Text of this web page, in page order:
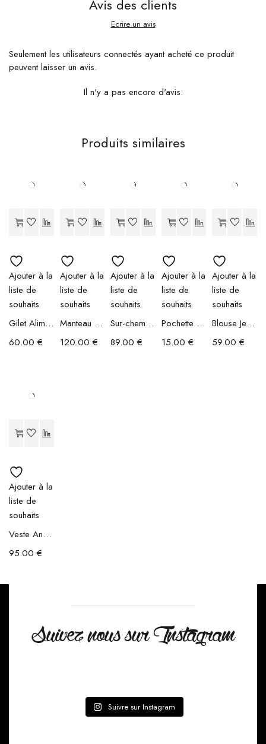
Avis des clients
Ecrire un avis
Il n'y a pas encore d'avis.
Seulement les utilisateurs connectés ayant acheté ce produit
peuvent laisser un avis.
Produits similaires
Ajouter à la
liste de
souhaits
Gilet Alimata
60.00 €
Ajouter à la
liste de
souhaits
Manteau Assitan
120.00 €
Ajouter à la
liste de
souhaits
Sur-chemise Lua
89.00€
Ajouter à la
liste de
souhaits
Pochette Allison
15.00 €
Ajouter à la
liste de
souhaits
Blouse Jennie
59.00€
Ajouter à la
liste de
souhaits
Veste Annah
95.00 €
Suivez nous sur Instagram
Suivre sur Instagram